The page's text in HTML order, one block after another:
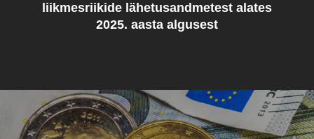
liikmesriikide lähetusandmetest alates
2025. aasta algusest